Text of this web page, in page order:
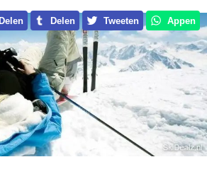
Delen Delen Tweeten Appen